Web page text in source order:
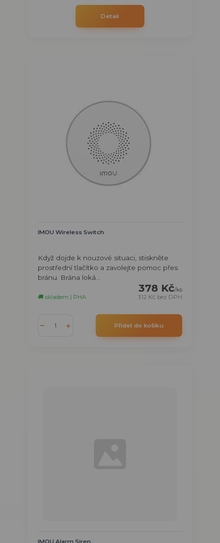
Detail
IMOU Wireless Switch
Když dojde k nouzové situaci, stiskněte
prostřední tlačítko a zavolejte pomoc přes
bránu. Brána loká...
378 Kč/ks
312 Kč bez DPH
🚚 skladem | PHA
Přidat do košíku
IMOU Alarm Siren